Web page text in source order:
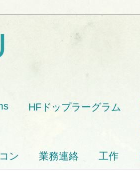
HFドップラーグラム
ン 業務連絡 工作